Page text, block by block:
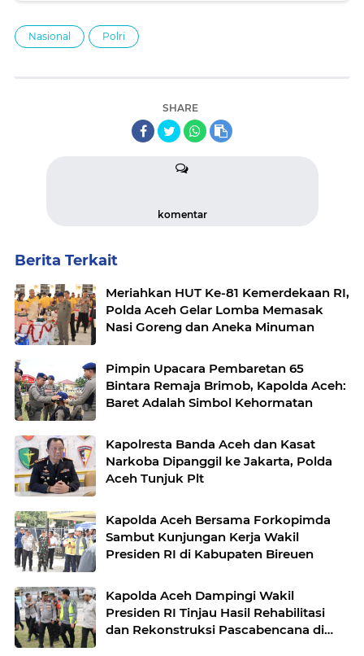
Nasional Polri
SHARE
komentar
Berita Terkait
Meriahkan HUT Ke-81 Kemerdekaan RI,
Polda Aceh Gelar Lomba Memasak
Nasi Goreng dan Aneka Minuman
Pimpin Upacara Pembaretan 65
Bintara Remaja Brimob, Kapolda Aceh:
Baret Adalah Simbol Kehormatan
Kapolresta Banda Aceh dan Kasat
Narkoba Dipanggil ke Jakarta, Polda
Aceh Tunjuk Plt
Kapolda Aceh Bersama Forkopimda
Sambut Kunjungan Kerja Wakil
Presiden RI di Kabupaten Bireuen
Kapolda Aceh Dampingi Wakil
Presiden RI Tinjau Hasil Rehabilitasi
dan Rekonstruksi Pascabencana di